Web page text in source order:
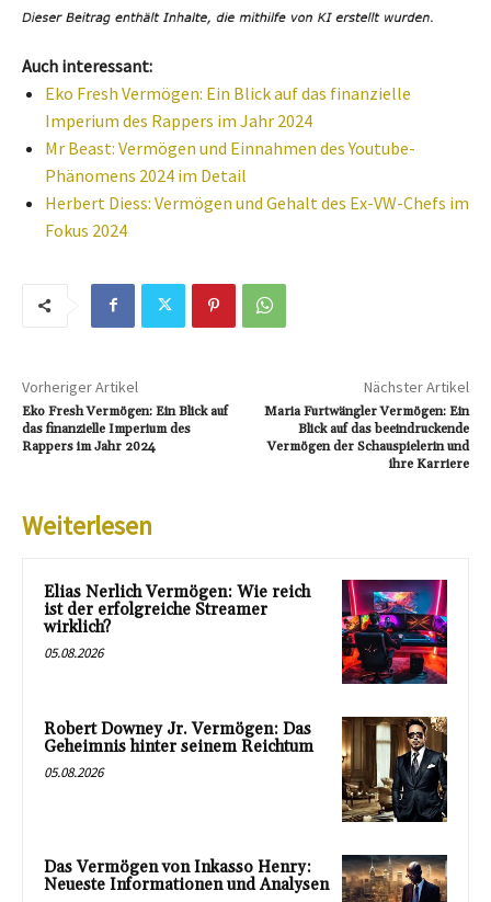
Auch interessant:
Eko Fresh Vermögen: Ein Blick auf das finanzielle
Imperium des Rappers im Jahr 2024
Mr Beast: Vermögen und Einnahmen des Youtube-
Phänomens 2024 im Detail
Herbert Diess: Vermögen und Gehalt des Ex-VW-Chefs im
Fokus 2024
Vorheriger Artikel
Eko Fresh Vermögen: Ein Blick auf
das finanzielle Imperium des
Rappers im Jahr 2024
Nächster Artikel
Maria Furtwängler Vermögen: Ein
Blick auf das beeindruckende
Vermögen der Schauspielerin und
ihre Karriere
Weiterlesen
Elias Nerlich Vermögen: Wie reich
ist der erfolgreiche Streamer
wirklich?
05.08.2026
Robert Downey Jr. Vermögen: Das
Geheimnis hinter seinem Reichtum
05.08.2026
Das Vermögen von Inkasso Henry:
Neueste Informationen und Analysen